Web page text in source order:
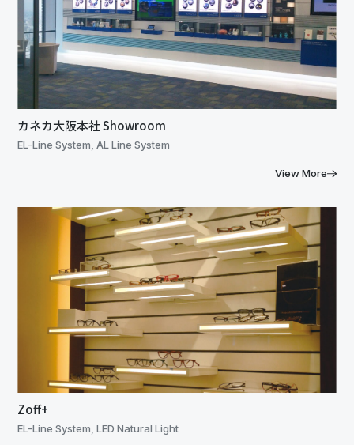
カネカ大阪本社 Showroom
EL-Line System, AL Line System
View More
Zoff+
EL-Line System, LED Natural Light